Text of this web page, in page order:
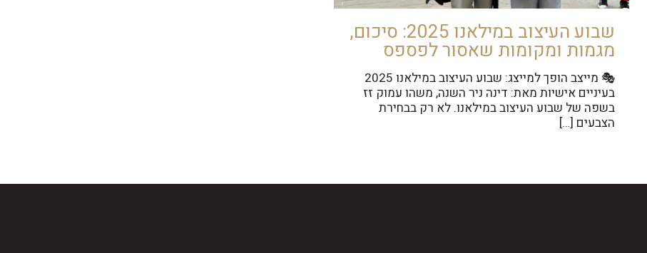
שבוע העיצוב במילאנו 2025: סיכום,
מגמות ומקומות שאסור לפספס
🎭 מייצב הופך למייצג: שבוע העיצוב במילאנו 2025
בעיניים אישיות מאת: דינה ניר השנה, משהו עמוק זז
בשפה של שבוע העיצוב במילאנו. לא רק בבחירת
הצבעים […]